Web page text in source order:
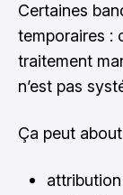
Certaines
temporaires :
traitement
n’est pas
Ça peut